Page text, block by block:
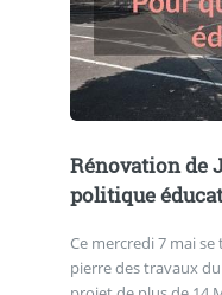
Rénovation de
politique
Ce mercredi 7 mai
pierre des travaux du